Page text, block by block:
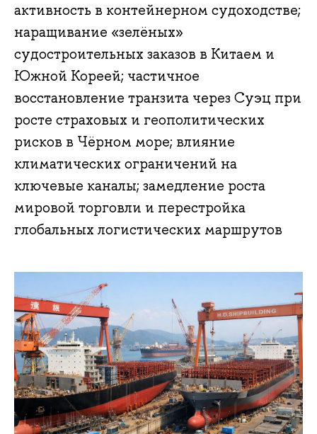
активность в контейнерном судоходстве;
наращивание «зелёных»
судостроительных заказов в Китаем и
Южной Кореей; частичное
восстановление транзита через Суэц при
росте страховых и геополитических
рисков в Чёрном море; влияние
климатических ограничений на
ключевые каналы; замедление роста
мировой торговли и перестройка
глобальных логистических маршрутов